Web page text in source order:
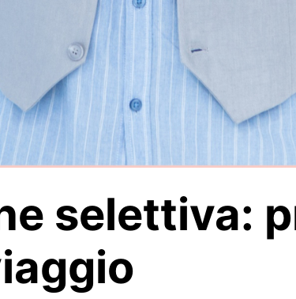
selettiva: